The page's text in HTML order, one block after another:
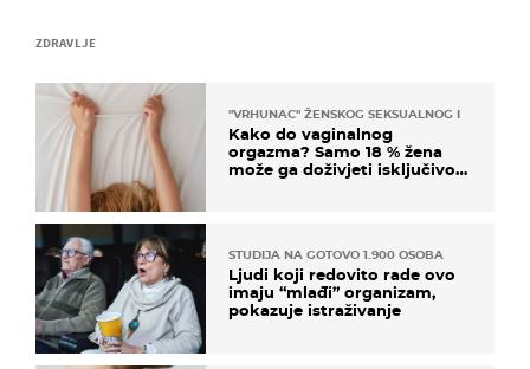
ZDRAVLJE
"VRHUNAC" ŽENSKOG SEKSUALNOG ISKUSTVA
Kako do vaginalnog
orgazma? Samo 18 % žena
može ga doživjeti isključivo
STUDIJA NA GOTOVO 1.900 OSOBA
Ljudi koji redovito rade ovo
imaju “mlađi” organizam,
pokazuje istraživanje